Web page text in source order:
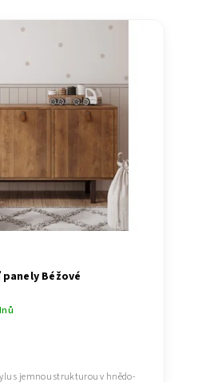
Béžové
s jemnou strukturou v hnědo-